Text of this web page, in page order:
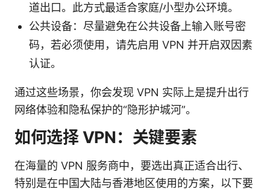
道出口。此方式最适合家庭/小型办公环境。
公共设备：尽量避免在公共设备上输入账号密
码，若必须使用，请先启用 VPN 并开启双因素
认证。
通过这些场景，你会发现 VPN 实际上是提升出行
网络体验和隐私保护的“隐形护城河”。
如何选择 VPN：关键要素
在海量的 VPN 服务商中，要选出真正适合出行、
特别是在中国大陆与香港地区使用的方案，以下要